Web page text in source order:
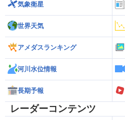
気象衛星
世界天気
アメダスランキング
河川水位情報
長期予報
レーダーコンテンツ